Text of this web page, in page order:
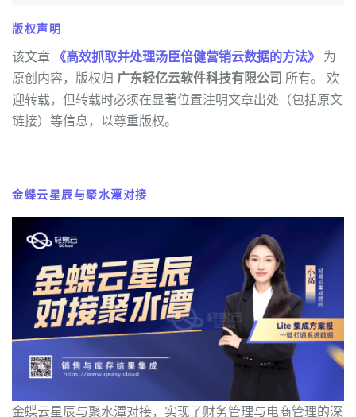
版权声明
该文章 《高效抓取并处理汤臣倍健营销云数据的方法》 为
原创内容，版权归 广东轻亿云软件科技有限公司 所有。 欢
迎转载，但转载时必须在显著位置注明文章出处（包括原文
链接）等信息，以尊重版权。
金蝶云星辰与聚水潭对接
金蝶云星辰与聚水潭对接，实现了财务管理与电商管理的深